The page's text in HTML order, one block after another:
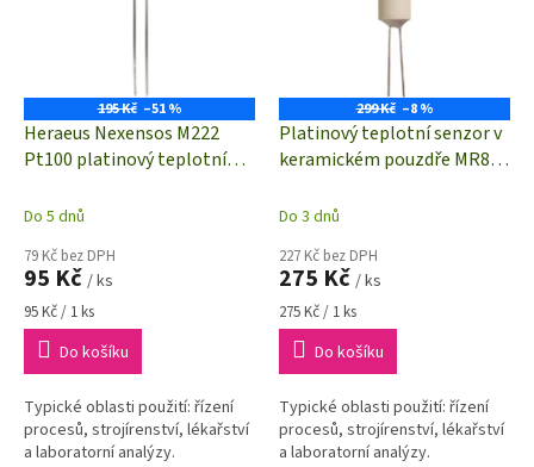
195 Kč –51 %
Heraeus Nexensos M222
Pt100 platinový teplotní
ppm/K
Do 5 dnů
79 Kč bez DPH
95 Kč / ks
Měrná
cena:
95 Kč / 1 ks
Do košíku
Typické oblasti použití: řízení
procesů, strojírenství, lékařství
a laboratorní analýzy.
299 Kč –8 %
Platinový teplotní senzor v
keramickém pouzdře MR828
Do 3 dnů
227 Kč bez DPH
275 Kč / ks
Měrná
cena:
275 Kč / 1 ks
Do košíku
Typické oblasti použití: řízení
procesů, strojírenství, lékařství
a laboratorní analýzy.